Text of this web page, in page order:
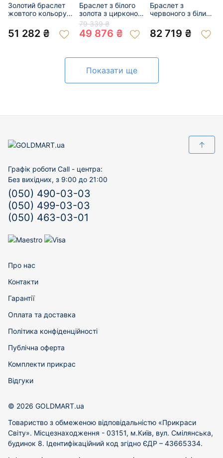
Золотий браслет
жовтого кольору з
201047689
51 282 ₴
Браслет з білого
золота з цирконом
01-200219115
79 339 ₴
49 876 ₴
Браслет з
червоного з білим
200929629
82 719 ₴
Показати ще
↑
Графік роботи Call - центра:
Без вихідних, з 9:00 до 21:00
(050) 490-03-03
(050) 499-03-03
(050) 463-03-01
Про нас
Контакти
Гарантії
Оплата та доставка
Політика конфіденційності
Публічна оферта
Комплекти прикрас
Відгуки
© 2026 GOLDMART.ua
Товариство з обмеженою відповідальністю «Прикраси
Світу». Місцезнаходження - 03151, м.Київ, вул. Смілянська,
будинок 8. Ідентифікаційний код згідно ЄДР – 43665334.